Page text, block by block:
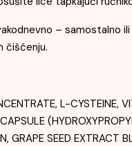
– samostalno ili
čišćenju.
L-CYSTEINE,
GRAPE SEED EXTRACT